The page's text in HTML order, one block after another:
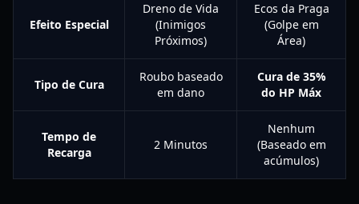
Efeito Especial
Dreno de Vida
(Inimigos
Próximos)
Ecos da Praga
(Golpe em
Área)
Tipo de Cura
Roubo baseado
em dano
Cura de 35%
do HP Máx
Tempo de
Recarga
2 Minutos
Nenhum
(Baseado em
acúmulos)